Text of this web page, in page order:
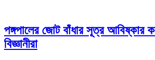
পঙ্গপালের জোট বাঁধার সূত্র আবিষ্কার
বিজ্ঞানীরা